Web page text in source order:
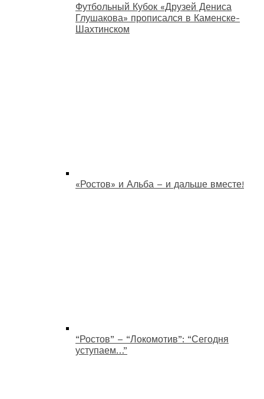
Футбольный Кубок «Друзей Дениса
Глушакова» прописался в Каменске-
Шахтинском
«Ростов» и Альба – и дальше вместе!
“Ростов” – “Локомотив”: “Сегодня
уступаем…”